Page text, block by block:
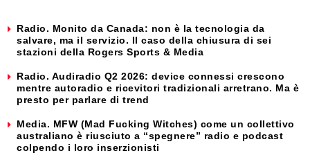
Radio. Monito da Canada: non è la tecnologia da
salvare, ma il servizio. Il caso della chiusura di sei
stazioni della Rogers Sports & Media
Radio. Audiradio Q2 2026: device connessi crescono
mentre autoradio e ricevitori tradizionali arretrano. Ma è
presto per parlare di trend
Media. MFW (Mad Fucking Witches) come un collettivo
australiano è riusciuto a “spegnere” radio e podcast
colpendo i loro inserzionisti